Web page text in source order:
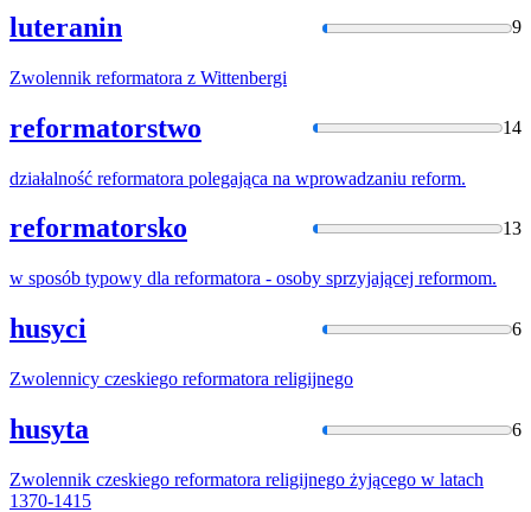
luteranin 9
Zwolennik reformatora z Wittenbergi
reformatorstwo 14
działalność reformatora polegająca na wprowadzaniu reform.
reformatorsko 13
w sposób typowy dla reformatora - osoby sprzyjającej reformom.
husyci 6
Zwolennicy czeskiego reformatora religijnego
husyta 6
Zwolennik czeskiego reformatora religijnego żyjącego w latach
1370-1415